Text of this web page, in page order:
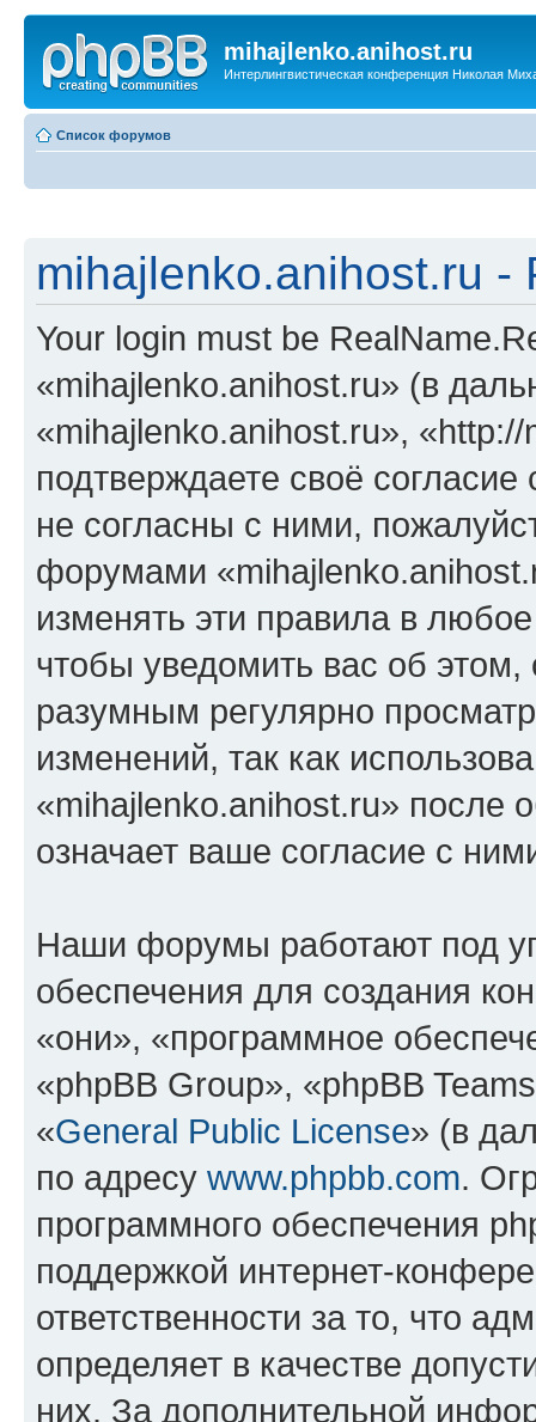
mihajlenko.anihost.ru
Интерлингвистическая конференция Николая
Список форумов
mihajlenko.anihost.ru -
Your login must be
«mihajlenko.anihost.ru» (в
«mihajlenko.anihost.ru»,
подтверждаете своё
не согласны с ними,
форумами
изменять эти правила в
чтобы уведомить вас об
разумным регулярно
изменений, так как
«mihajlenko.anihost.ru» после
означает ваше согласие с
Наши форумы работают под
обеспечения для создания
«они», «программное
«phpBB Group», «phpBB
«General Public License» (в
по адресу www.phpbb.com.
программного обеспечения
поддержкой интернет-
ответственности за то, что
определяет в качестве
них. За дополнительной